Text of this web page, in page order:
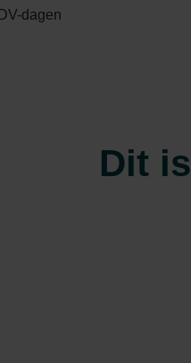
dagen
Dit